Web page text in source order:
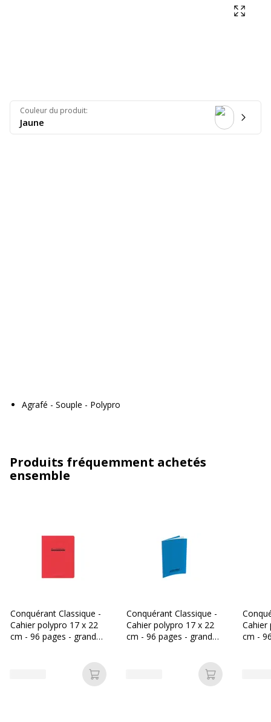
Couleur du produit:
Jaune
Agrafé - Souple - Polypro
Produits fréquemment achetés
ensemble
Conquérant Classique -
Cahier polypro 17 x 22
cm - 96 pages - grands
Ajouter au panier
Conquérant Classique -
Cahier polypro 17 x 22
cm - 96 pages - grands
Ajouter au
Cahier
cm -